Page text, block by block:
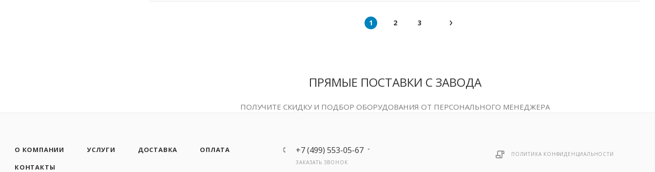
1 2 3
ПРЯМЫЕ ПОСТАВКИ С ЗАВОДА
ПОЛУЧИТЕ СКИДКУ И ПОДБОР ОБОРУДОВАНИЯ ОТ ПЕРСОНАЛЬНОГО МЕНЕДЖЕРА
О КОМПАНИИ УСЛУГИ ДОСТАВКА
ОПЛАТА
КОНТАКТЫ
+7 (499) 553-05-67
ЗАКАЗАТЬ ЗВОНОК
ПОЛИТИКА КОНФИДЕНЦИАЛЬНОСТИ